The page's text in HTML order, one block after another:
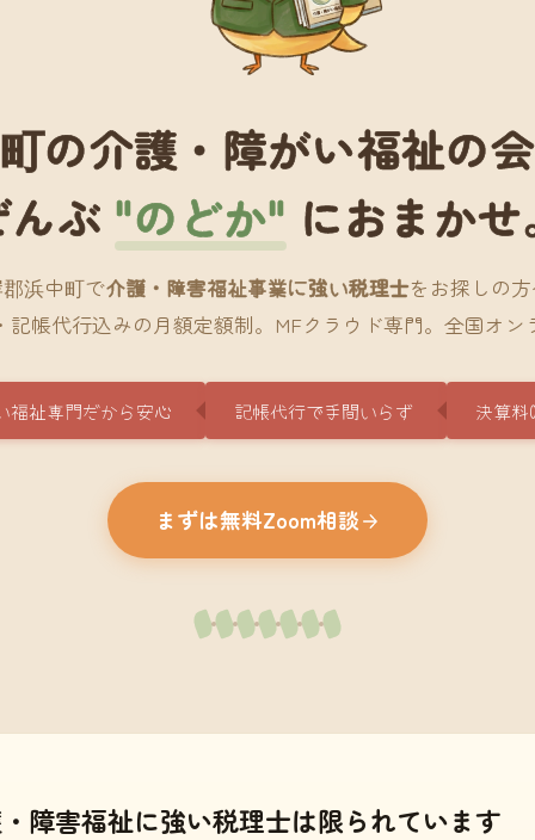
の介護・障がい福祉の
ぶ "のどか" におまか
浜中町で介護・障害福祉事業に強い税理士をお探しの
記帳代行込みの月額定額制。MFクラウド専門。全国オン
福祉専門だから安心 記帳代行で手間いらず 決算料
まずは無料Zoom相談
障害福祉に強い税理士は限られています